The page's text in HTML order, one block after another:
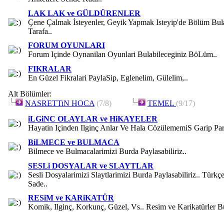
LAK LAK ve GÜLDÜRENLER
Çene Çalmak İsteyenler, Geyik Yapmak Isteyip'de Bölüm
Tarafa..
FORUM OYUNLARI
Forum Içinde Oynanilan Oyunlari Bulabileceginiz BöLüm..
FIKRALAR
En Güzel Fikralari PaylaSip, Eglenelim, Gülelim,..
Alt Bölümler:
NASRETTiN HOCA (7/8) TEMEL (9/17)
iLGiNC OLAYLAR ve HiKAYELER
Hayatin Içinden Ilginç Anlar Ve Hala CözülememiS Garip
BiLMECE ve BULMACA
Bilmece ve Bulmacalarimizi Burda Paylasabiliriz..
SESLi DOSYALAR ve SLAYTLAR
Sesli Dosyalarimizi Slaytlarimizi Burda Paylasabiliriz..
Sade..
RESiM ve KARiKATÜR
Komik, Ilginç, Korkunç, Güzel, Vs.. Resim ve Karikatürler